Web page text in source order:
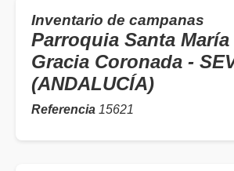
Inventario de campanas
Parroquia Santa María
Gracia Coronada -
(ANDALUCÍA)
Referencia 15621